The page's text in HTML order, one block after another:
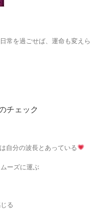
常を過ごせば、運命も変えら
チェック
自分の波長とあっている
ーズに運ぶ
る